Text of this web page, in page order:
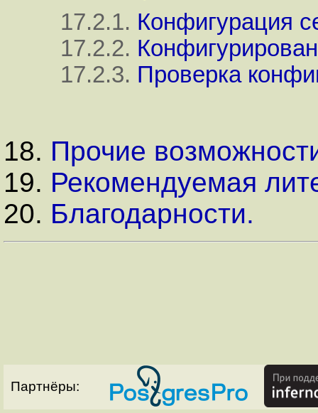
17.2.1. Конфигурация
17.2.2.
17.2.3. Проверка
18. Прочие
19. Рекомендуемая
20. Благодарности.
Партнёры: